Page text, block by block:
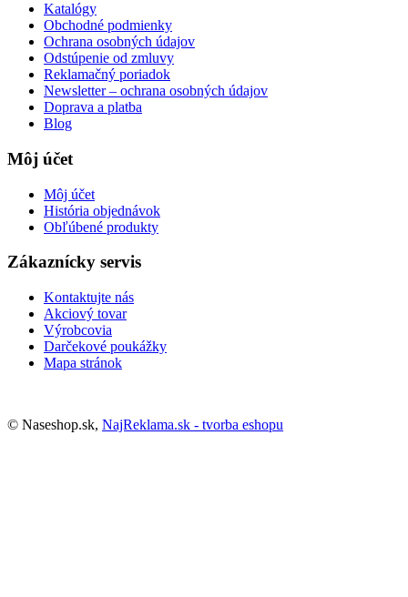
Katalógy
Obchodné podmienky
Ochrana osobných údajov
Odstúpenie od zmluvy
Reklamačný poriadok
Newsletter – ochrana osobných údajov
Doprava a platba
Blog
Môj účet
Môj účet
História objednávok
Obľúbené produkty
Zákaznícky servis
Kontaktujte nás
Akciový tovar
Výrobcovia
Darčekové poukážky
Mapa stránok
© Naseshop.sk, NajReklama.sk - tvorba eshopu